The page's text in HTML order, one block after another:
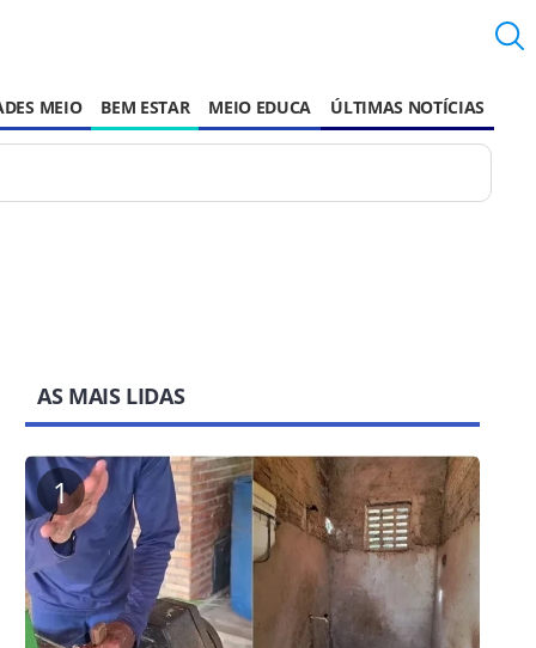
MEIO BEM ESTAR MEIO EDUCA ÚLTIMAS NOTÍCIAS
AS MAIS LIDAS
1